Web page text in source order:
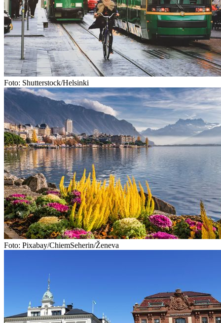
Foto: Shutterstock/Helsinki
Foto: Pixabay/ChiemSeherin/Ženeva